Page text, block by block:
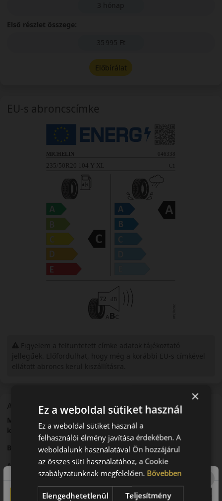
A mintázat
Michelin Pilot Sport 4 SUV – Sportos nyári abroncs SUV-
khoz
Bevezető
A Michelin Pilot Sport 4 SUV egy prémium nyári abroncs,
amelyet nagy teljesítményű SUV-k számára fejlesztettek.
Futófelület és tapadás
3 hónap
Első részlet összege:
35 995 Ft
Előbírálat
EU-s abroncscímke
×
Ez a weboldal sütiket használ
Ez a weboldal sütiket használ a
felhasználói élmény javítása érdekében. A
weboldalunk használatával Ön hozzájárul
az összes süti használatához, a Cookie
szabályzatunknak megfelelően. Bővebben
Elengedhetetlenül
Teljesítmény